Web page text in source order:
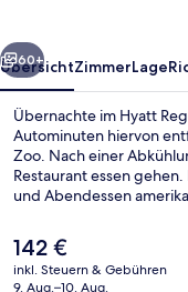
Weiter
60+
ÜbersichtZimmerLage
Übernachte im Hyatt
Autominuten hiervon
Zoo. Nach einer
Restaurant essen
und Abendessen
hilfsbereite Personal
Bewertungen von
Der
aktuelle
Preis
142 €
inkl. Steuern & Gebühren
9. Aug.–10. Aug.